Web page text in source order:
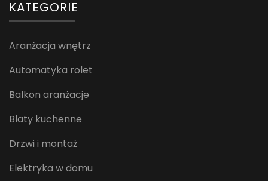
KATEGORIE
Aranżacja wnętrz
Automatyka rolet
Balkon aranżacje
Blaty kuchenne
Drzwi i montaż
Elektryka w domu